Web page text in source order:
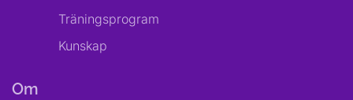
Träningsprogram
Kunskap
Om